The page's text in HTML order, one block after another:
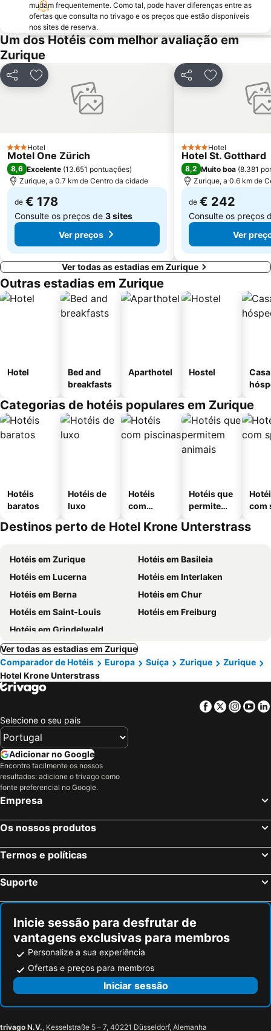
Sportbahnen Atzmännig
Verkehrshaus
Lake Lucerne
mudam frequentemente. Como tal, pode haver diferenças entre as
ofertas que consulta no trivago e os preços que estão disponíveis
nos sites de reserva.
Um dos Hotéis com melhor avaliação em
Zurique
PartilharAdicionar aos favoritos
3 Estrelas
Hotel
Motel One Zürich
8,6 Excelente (13.651 pontuações)
Zurique, a 0.7 km de Centro da cidade
de € 178
Consulte os preços de 3 sites
Ver preços
PartilharAdicionar
4 Estrelas
Hotel
Hotel St. Gotthard
8,2 Muito boa (8.381
Zurique, a 0.6 km de
de € 242
Consulte os preços
Ver
Ver todas as estadias em Zurique
Outras estadias em Zurique
Hotel
Bed and
breakfasts
Aparthotel Hostel
Categorias de hotéis populares em Zurique
Hotéis
baratos
Hotéis de
luxo
Hotéis
com
Hotéis que
permitem
com
Destinos perto de Hotel Krone Unterstrass
Hotéis em Zurique
Hotéis em Basileia
Hotéis em Lucerna
Hotéis em Interlaken
Hotéis em Berna
Hotéis em Chur
Hotéis em Saint-Louis
Hotéis em Freiburg
Hotéis em Grindelwald
Ver todas as estadias em Zurique
Comparador de Hotéis
Europa Suíça Zurique
Zurique
Hotel Krone Unterstrass
Facebook
Twitter
Selecione o seu país
Adicionar no Google
Encontre facilmente os nossos
resultados: adicione o trivago como
fonte preferencial no Google.
Empresa
Os nossos produtos
Termos e políticas
Suporte
Inicie sessão para desfrutar de
vantagens exclusivas para membros
Personalize a sua experiência
Ofertas e preços para membros
Iniciar sessão
trivago N.V., Kesselstraße 5 – 7, 40221 Düsseldorf, Alemanha